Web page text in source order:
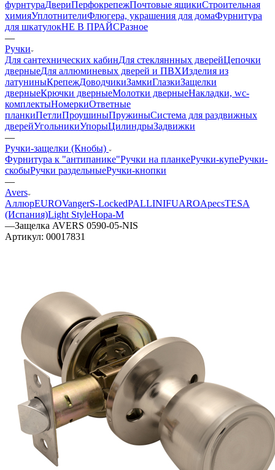
фурнтураДвериПерфокрепежПочтовые ящикиСтроительная
химияУплотнителиФлюгера, украшения для домаФурнитура
для шкатулокНЕ В ПРАЙСРазное
—
Ручки
Для сантехнических кабинДля стекляннных дверейЦепочки
дверныеДля аллюминевых дверей и ПВХИзделия из
латуниныКрепежДоводчикиЗамкиГлазкиЗащелки
дверныеКрючки дверныеМолотки дверныеНакладки, wc-
комплектыНомеркиОтветные
планкиПетлиПроушиныПружиныСистема для раздвижных
дверейУгольникиУпорыЦилиндрыЗадвижки
—
Ручки-защелки (Кнобы)
Фурнитура к "антипанике"Ручки на планкеРучки-купеРучки-
скобыРучки раздельныеРучки-кнопки
—
Avers
АллюрEUROVangerS-LockedPALLINIFUAROApecsTESA
(Испания)Light StyleНора-М
—Защелка AVERS 0590-05-NIS
Артикул: 00017831